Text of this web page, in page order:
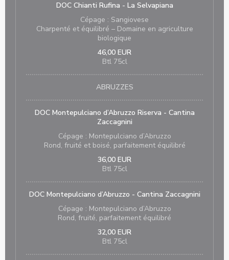
DOC Chianti Rufina - La Selvapiana
Cépage : Sangiovese
Charpenté et équilibré – Domaine en agriculture
biologique
46,00 EUR
Btl 75cl
ABRUZZES
DOC Montepulciano d’Abruzzo Riserva - Cantina
Zaccagnini
Cépage : Montepulciano d’Abruzzo
Rond, fruité et boisé, parfaitement équilibré
36,00 EUR
Btl 75cl
DOC Montepulciano d’Abruzzo - Cantina Zaccagnini
Cépage : Montepulciano d’Abruzzo
Rond, fruité, parfaitement équilibré
32,00 EUR
Btl 75cl